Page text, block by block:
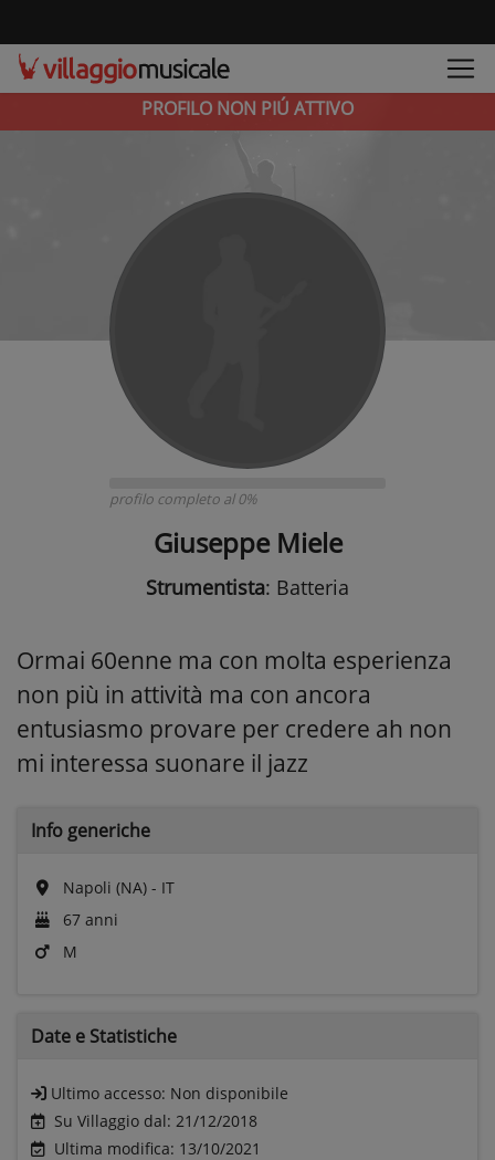
PROFILO NON PIÚ ATTIVO
profilo completo al 0%
Giuseppe Miele
Strumentista: Batteria
Ormai 60enne ma con molta esperienza
non più in attività ma con ancora
entusiasmo provare per credere ah non
mi interessa suonare il jazz
Info generiche
Napoli (NA) - IT
67 anni
M
Date e Statistiche
Ultimo accesso: Non disponibile
Su Villaggio dal: 21/12/2018
Ultima modifica: 13/10/2021